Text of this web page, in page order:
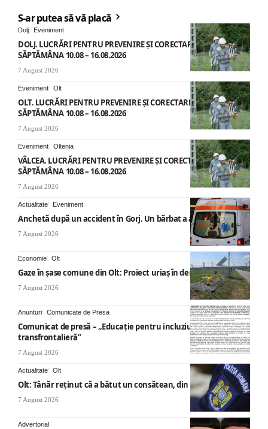
S-ar putea să vă placă
Dolj Eveniment
DOLJ. LUCRĂRI PENTRU PREVENIRE ȘI CORECTARE AVARII –
SĂPTĂMÂNA 10.08 – 16.08.2026
7 August 2026
Eveniment Olt
OLT. LUCRĂRI PENTRU PREVENIRE ȘI CORECTARE AVARII –
SĂPTĂMÂNA 10.08 – 16.08.2026
7 August 2026
Eveniment Oltenia
VÂLCEA. LUCRĂRI PENTRU PREVENIRE ȘI CORECTARE AVARII –
SĂPTĂMÂNA 10.08 – 16.08.2026
7 August 2026
Actualitate Eveniment
Anchetă după un accident în Gorj. Un bărbat a ajuns la spital
7 August 2026
Economie Olt
Gaze în șase comune din Olt: Proiect uriaș în derulare
7 August 2026
Anunturi Comunicate de Presa
Comunicat de presă – „Educație pentru incluziune – O abordare
transfrontalieră”
7 August 2026
Actualitate Olt
Olt: Tânăr reţinut că a bătut un consătean, din cauza muzicii
7 August 2026
Advertorial